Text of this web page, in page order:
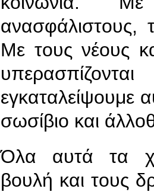
ανασφάλιστους,
Με τους νέους
εγκαταλείψουμε
σωσίβιο και
Όλα αυτά τα
βουλή και τους